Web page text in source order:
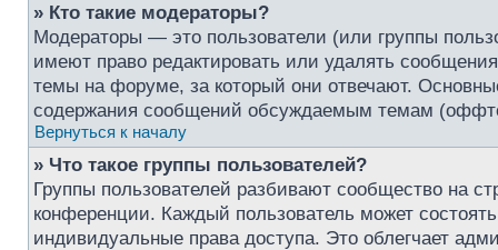
» Кто такие модераторы?
Модераторы — это пользователи (или группы
имеют право редактировать или удалять
темы на форуме, за который они отвечают.
содержания сообщений обсуждаемым темам
Вернуться к началу
» Что такое группы пользователей?
Группы пользователей разбивают сообщество на
конференции. Каждый пользователь может
индивидуальные права доступа. Это облегчает